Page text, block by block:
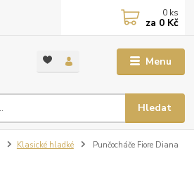
Menu
Hledat
0 ks
za 0 Kč
Klasické hladké
Punčocháče Fiore Diana